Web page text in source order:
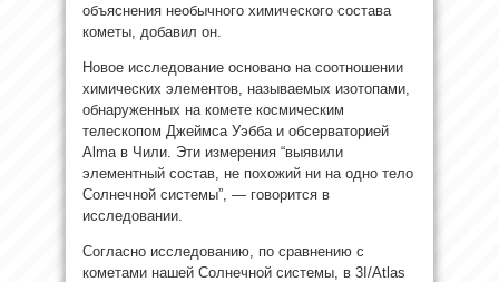
объяснения необычного химического состава
кометы, добавил он.
Новое исследование основано на соотношении
химических элементов, называемых изотопами,
обнаруженных на комете космическим
телескопом Джеймса Уэбба и обсерваторией
Alma в Чили. Эти измерения “выявили
элементный состав, не похожий ни на одно тело
Солнечной системы”, — говорится в
исследовании.
Согласно исследованию, по сравнению с
кометами нашей Солнечной системы, в 3I/Atlas